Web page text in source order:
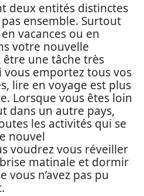
deux entités distinctes
ensemble. Surtout
vacances ou en
votre nouvelle
une tâche très
vous emportez tous vos
lire en voyage est plus
Lorsque vous êtes loin
dans un autre pays,
les activités qui se
nouvel
voudrez vous réveiller
matinale et dormir
vous n’avez pas pu